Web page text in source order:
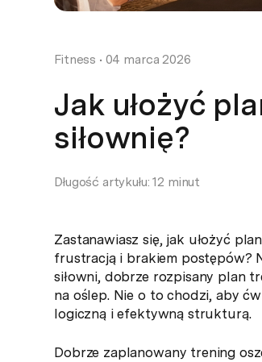
Fitness • 04 marca 2026
Jak ułożyć
siłownię?
Długość artykułu: 12 minut
Zastanawiasz się, jak ułożyć
frustracją i brakiem postępów?
siłowni, dobrze rozpisany plan
na oślep. Nie o to chodzi, aby
logiczną i efektywną strukturą.
Dobrze zaplanowany trening